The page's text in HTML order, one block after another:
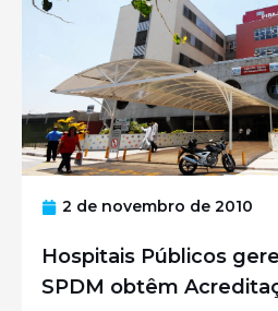
2 de novembro de 2010
Hospitais Públicos
SPDM obtêm